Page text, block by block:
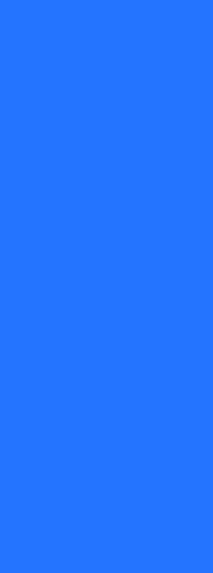
Finalmente, Dominique eligió a
Amiga
Con sinceridad, el chico reality
A pesar de no haber nacido un
No obstante, con el tiempo
Lo demás es historia, ya sabemos
Y vivimos el épico momento en
Revisa este entretenido momento